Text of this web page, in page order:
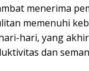
menerima
memenuhi
hari, yang
dan